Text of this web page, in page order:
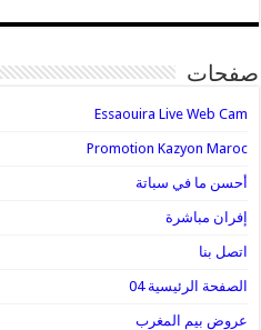
صفحات
Essaouira Live Web Cam
Promotion Kazyon Maroc
أحسن ما في سباتة
إفران مباشرة
اتصل بنا
الصفحة الرئيسية 04
عروض بيم المغرب